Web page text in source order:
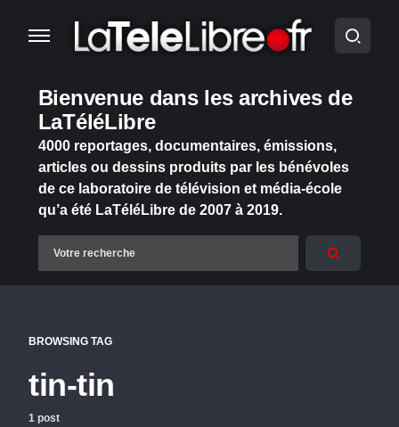
Bienvenue dans les archives de
LaTéléLibre
4000 reportages, documentaires, émissions,
articles ou dessins produits par les bénévoles
de ce laboratoire de télévision et média-école
qu’a été LaTéléLibre de 2007 à 2019.
BROWSING TAG
tin-tin
1 post